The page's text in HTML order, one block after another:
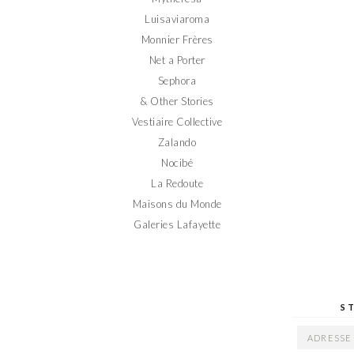
Luisaviaroma
Monnier Frères
Net a Porter
Sephora
& Other Stories
Vestiaire Collective
Zalando
Nocibé
La Redoute
Maisons du Monde
Galeries Lafayette
ADRESSE